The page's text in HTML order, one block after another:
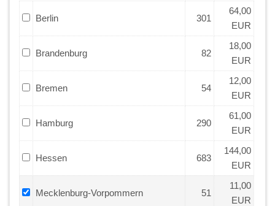
Berlin 301
64,00
EUR
Brandenburg 82
18,00
EUR
Bremen 54
12,00
EUR
Hamburg 290
61,00
EUR
Hessen 683
144,00
EUR
Mecklenburg-Vorpommern 51
11,00
EUR